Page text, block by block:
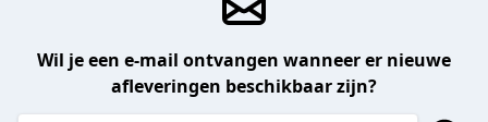
Wil je een e-mail ontvangen wanneer er nieuwe
afleveringen beschikbaar zijn?